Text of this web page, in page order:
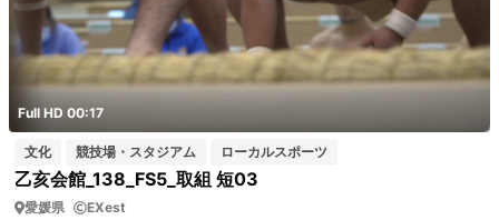
Full HD 00:17
文化 競技場・スタジアム ローカルスポーツ
乙亥会館_138_FS5_取組 短03
愛媛県 EXest